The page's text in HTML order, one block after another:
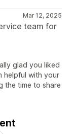
Mar 12, 2025
team for
glad you liked
helpful with your
the time to share